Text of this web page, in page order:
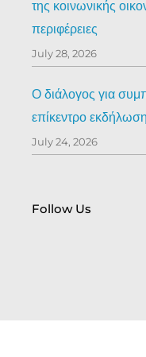
της κοινωνικής
περιφέρειες
July 28, 2026
Ο διάλογος για
επίκεντρο
July 24, 2026
Follow Us